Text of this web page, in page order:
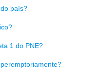
país?
1 do PNE?